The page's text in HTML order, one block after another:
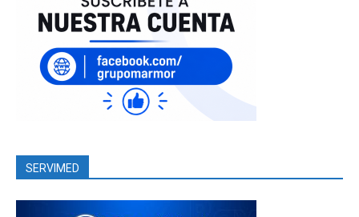
SERVIMED